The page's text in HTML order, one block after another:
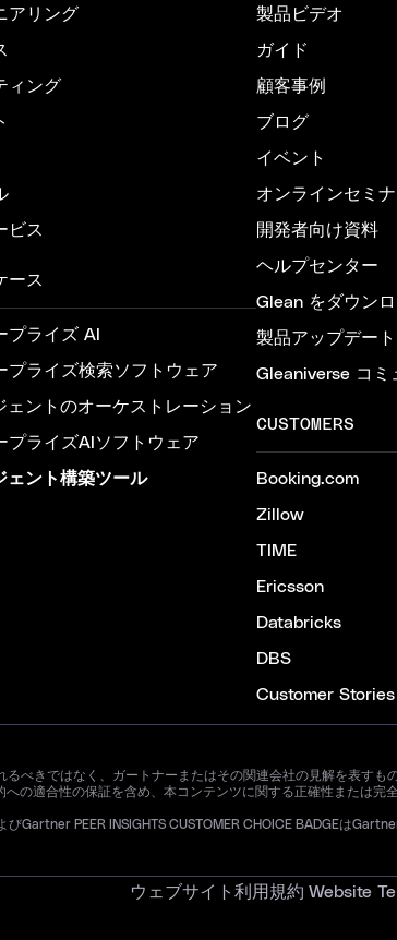
アリング
ィング
ビス
ース
プライズ AI
プライズ検索ソフトウェア
ェントのオーケストレーション
プライズAIソフトウェア
ェント構築ツール
製品ビデオ
ガイド
顧客事例
ブログ
イベント
オンラインセミ
開発者向け資料
ヘルプセンター
Glean をダウン
製品アップデート
Gleaniverse コミ
CUSTOMERS
Booking.com
Zillow
TIME
Ericsson
Databricks
DBS
Customer Stories
べきではなく、ガートナーまたはその関連会社の見解を表すも
の適合性の保証を含め、本コンテンツに関する正確性または完
Gartner PEER INSIGHTS CUSTOMER CHOICE BADGEは
ウェブサイト利用規約 Website